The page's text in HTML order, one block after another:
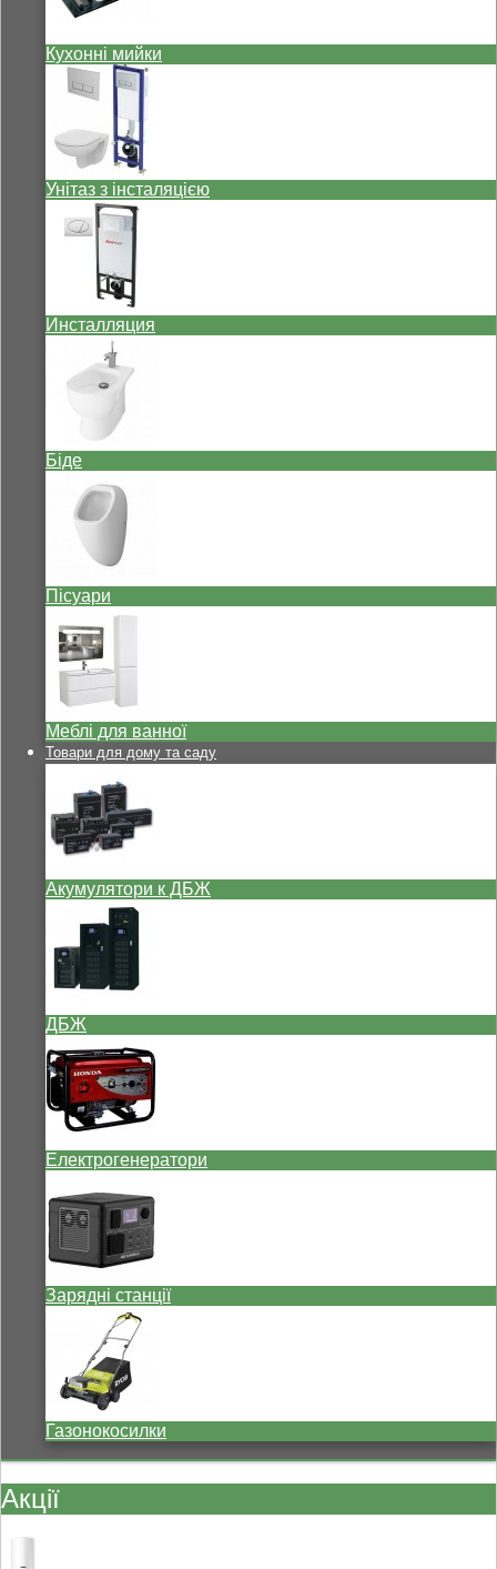
Кухонні мийки
Унітаз з інсталяцією
Инсталляция
Біде
Пісуари
Меблі для ванної
Товари для дому та саду
Акумулятори к ДБЖ
ДБЖ
Електрогенератори
Зарядні станції
Газонокосилки
Акції